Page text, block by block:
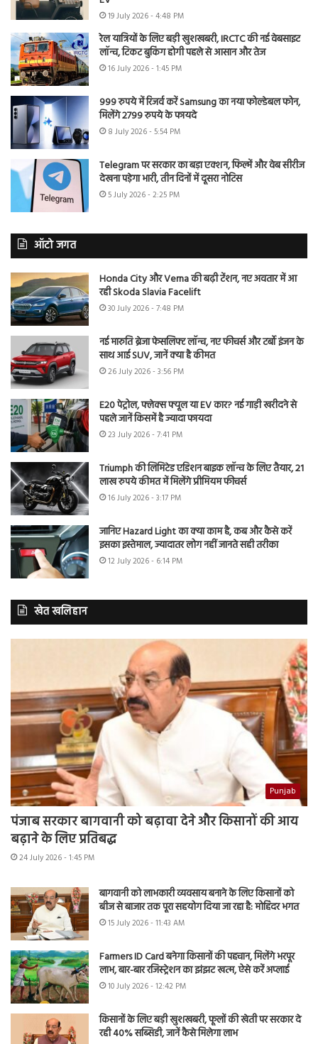
19 July 2026 - 4:48 PM
रेल यात्रियों के लिए बड़ी खुशखबरी, IRCTC की नई वेबसाइट
लॉन्च, टिकट बुकिंग होगी पहले से आसान और तेज
16 July 2026 - 1:45 PM
999 रुपये में रिजर्व करें Samsung का नया फोल्डेबल फोन,
मिलेंगे 2799 रुपये के फायदे
8 July 2026 - 5:54 PM
Telegram पर सरकार का बड़ा एक्शन, फिल्में और वेब सीरीज
देखना पड़ेगा भारी, तीन दिनों में दूसरा नोटिस
5 July 2026 - 2:25 PM
ऑटो जगत
Honda City और Verna की बढ़ी टेंशन, नए अवतार में आ
रही Skoda Slavia Facelift
30 July 2026 - 7:48 PM
नई मारुति ब्रेजा फेसलिफ्ट लॉन्च, नए फीचर्स और टर्बो इंजन के
साथ आई SUV, जानें क्या है कीमत
26 July 2026 - 3:56 PM
E20 पेट्रोल, फ्लेक्स फ्यूल या EV कार? नई गाड़ी खरीदने से
पहले जानें किसमें है ज्यादा फायदा
23 July 2026 - 7:41 PM
Triumph की लिमिटेड एडिशन बाइक लॉन्च के लिए तैयार, 21
लाख रुपये कीमत में मिलेंगे प्रीमियम फीचर्स
16 July 2026 - 3:17 PM
जानिए Hazard Light का क्या काम है, कब और कैसे करें
इसका इस्तेमाल, ज्यादातर लोग नहीं जानते सही तरीका
12 July 2026 - 6:14 PM
खेत खलिहान
Punjab
पंजाब सरकार बागवानी को बढ़ावा देने और किसानों की आय
बढ़ाने के लिए प्रतिबद्ध
24 July 2026 - 1:45 PM
बागवानी को लाभकारी व्यवसाय बनाने के लिए किसानों को
बीज से बाजार तक पूरा सहयोग दिया जा रहा है: मोहिंदर भगत
15 July 2026 - 11:43 AM
Farmers ID Card बनेगा किसानों की पहचान, मिलेंगे भरपूर
लाभ, बार-बार रजिस्ट्रेशन का झंझट खत्म, ऐसे करें अप्लाई
10 July 2026 - 12:42 PM
किसानों के लिए बड़ी खुशखबरी, फूलों की खेती पर सरकार दे
रही 40% सब्सिडी, जानें कैसे मिलेगा लाभ